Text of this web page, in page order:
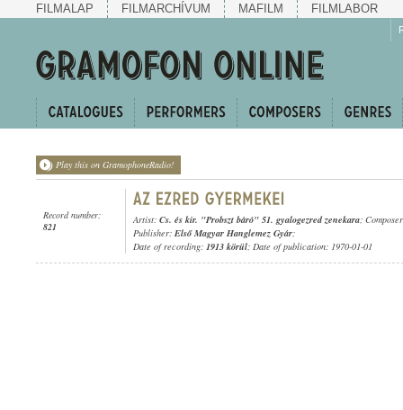
FILMALAP FILMARCHÍVUM MAFILM FILMLABOR
Play this on GramophoneRadio!
Record number:
821
Artist: Cs. és kir. "Probszt báró" 51. gyalogezred zenekara;
Publisher: Első Magyar Hanglemez Gyár;
Date of recording: 1913 körül; Date of publication: 1970-01-01